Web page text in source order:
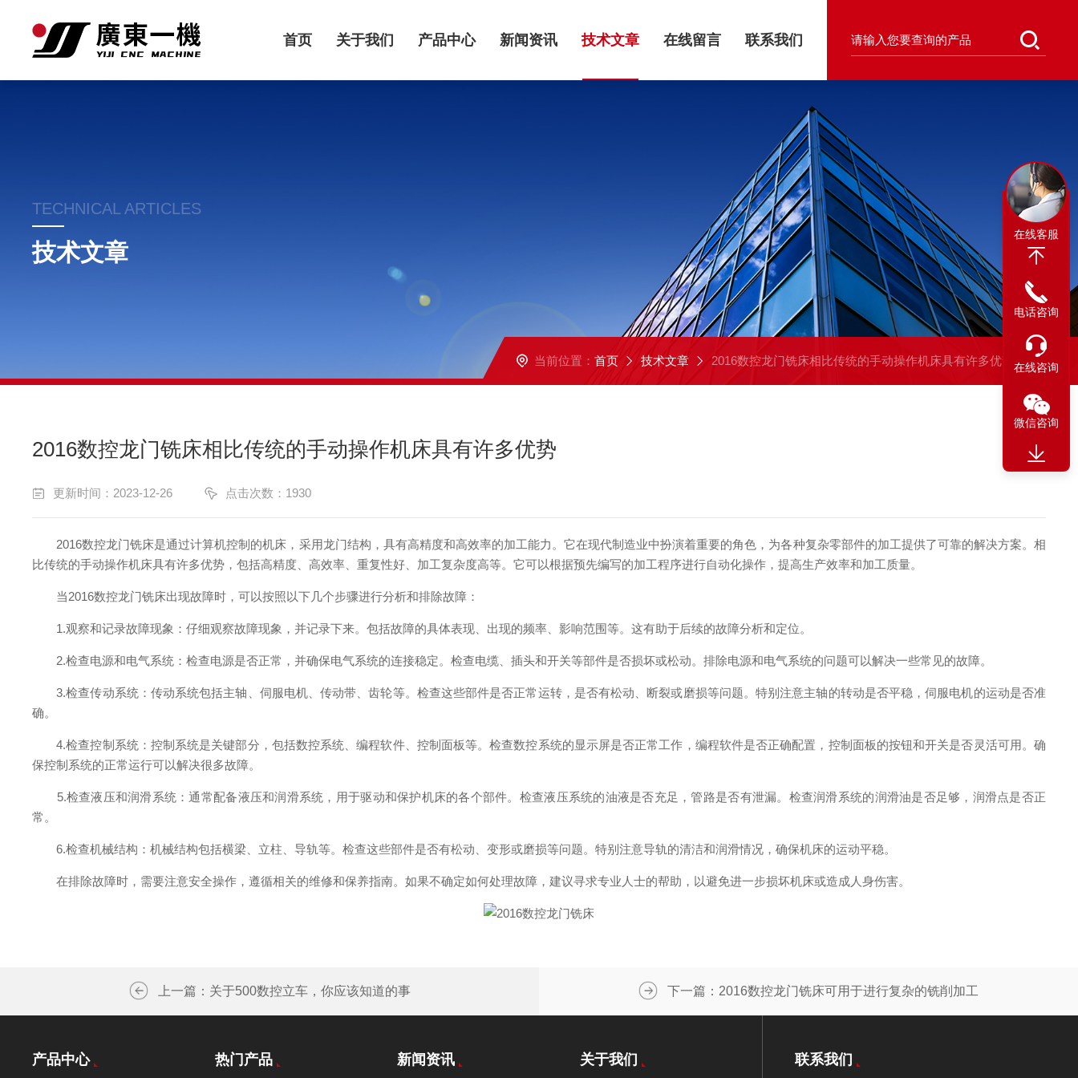
首页 关于我们 产品中心 新闻资讯 技术文章 在线留言 联系我们
TECHNICAL ARTICLES
技术文章
当前位置： 首页 技术文章 2016数控龙门铣床相比传统的手动操作机床具有许多优势
2016数控龙门铣床相比传统的手动操作机床具有许多优势
更新时间：2023-12-26 点击次数：1930
2016数控龙门铣床是通过计算机控制的机床，采用龙门结构，具有高精度和高效率的加工能力。它在现代制造业中扮演着重要的角色，为各种复杂零部件的加工提供了可靠的解决方案。相
比传统的手动操作机床具有许多优势，包括高精度、高效率、重复性好、加工复杂度高等。它可以根据预先编写的加工程序进行自动化操作，提高生产效率和加工质量。
当2016数控龙门铣床出现故障时，可以按照以下几个步骤进行分析和排除故障：
1.观察和记录故障现象：仔细观察故障现象，并记录下来。包括故障的具体表现、出现的频率、影响范围等。这有助于后续的故障分析和定位。
2.检查电源和电气系统：检查电源是否正常，并确保电气系统的连接稳定。检查电缆、插头和开关等部件是否损坏或松动。排除电源和电气系统的问题可以解决一些常见的故障。
3.检查传动系统：传动系统包括主轴、伺服电机、传动带、齿轮等。检查这些部件是否正常运转，是否有松动、断裂或磨损等问题。特别注意主轴的转动是否平稳，伺服电机的运动是否准
确。
4.检查控制系统：控制系统是关键部分，包括数控系统、编程软件、控制面板等。检查数控系统的显示屏是否正常工作，编程软件是否正确配置，控制面板的按钮和开关是否灵活可用。确
保控制系统的正常运行可以解决很多故障。
5.检查液压和润滑系统：通常配备液压和润滑系统，用于驱动和保护机床的各个部件。检查液压系统的油液是否充足，管路是否有泄漏。检查润滑系统的润滑油是否足够，润滑点是否正
常。
6.检查机械结构：机械结构包括横梁、立柱、导轨等。检查这些部件是否有松动、变形或磨损等问题。特别注意导轨的清洁和润滑情况，确保机床的运动平稳。
在排除故障时，需要注意安全操作，遵循相关的维修和保养指南。如果不确定如何处理故障，建议寻求专业人士的帮助，以避免进一步损坏机床或造成人身伤害。
上一篇： 关于500数控立车，你应该知道的事 下一篇： 2016数控龙门铣床可用于进行复杂的铣削加工
联系我们
产品中心 热门产品 新闻资讯 关于我们
在线客服
电话咨询
在线咨询
微信咨询